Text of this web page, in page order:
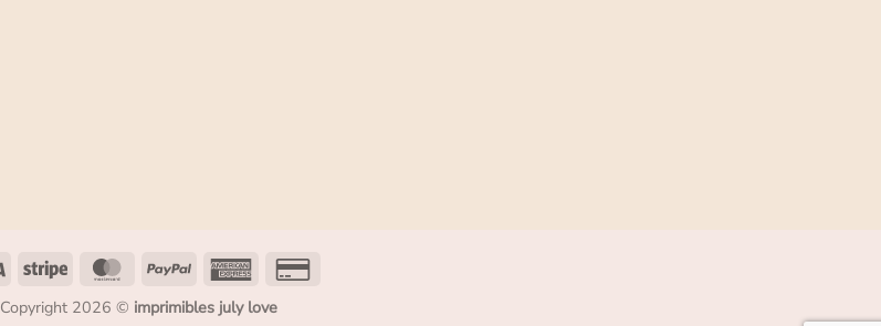
Copyright 2026 © imprimibles july love